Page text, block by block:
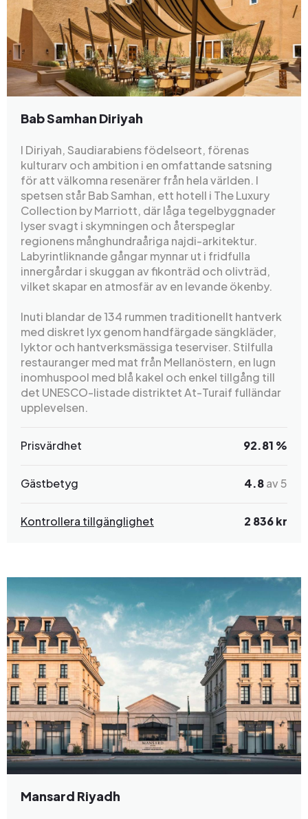
Bab Samhan Diriyah
I Diriyah, Saudiarabiens födelseort, förenas
kulturarv och ambition i en omfattande satsning
för att välkomna resenärer från hela världen. I
spetsen står Bab Samhan, ett hotell i The Luxury
Collection by Marriott, där låga tegelbyggnader
lyser svagt i skymningen och återspeglar
regionens månghundraåriga najdi-arkitektur.
Labyrintliknande gångar mynnar ut i fridfulla
innergårdar i skuggan av fikonträd och olivträd,
vilket skapar en atmosfär av en levande ökenby.
Inuti blandar de 134 rummen traditionellt hantverk
med diskret lyx genom handfärgade sängkläder,
lyktor och hantverksmässiga teserviser. Stilfulla
restauranger med mat från Mellanöstern, en lugn
inomhuspool med blå kakel och enkel tillgång till
det UNESCO-listade distriktet At-Turaif fulländar
upplevelsen.
Prisvärdhet 92.81 %
Gästbetyg 4.8av 5
Kontrollera tillgänglighet 2 836 kr
Mansard Riyadh